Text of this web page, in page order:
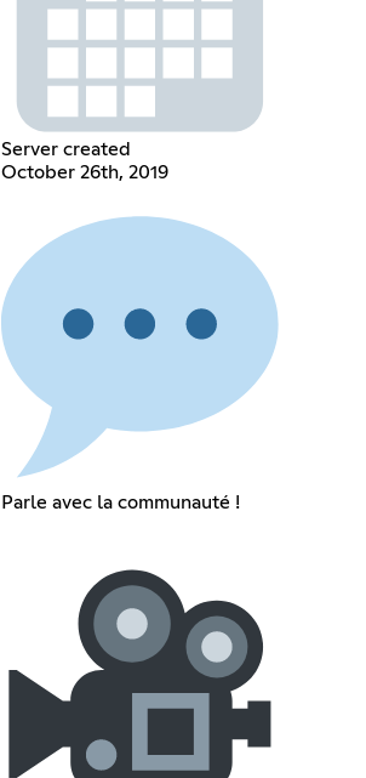
Server created
October 26th, 2019
Parle avec la communauté !